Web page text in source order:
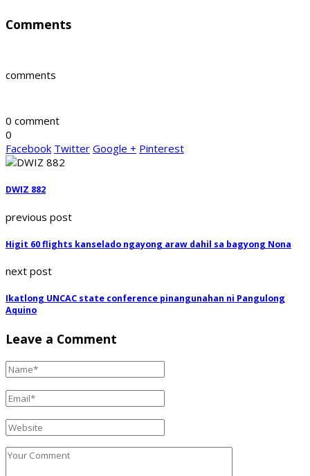
Comments
comments
0 comment
0
Facebook Twitter Google + Pinterest
DWIZ 882
previous post
Higit 60 flights kanselado ngayong araw dahil sa bagyong Nona
next post
Ikatlong UNCAC state conference pinangunahan ni Pangulong
Aquino
Leave a Comment